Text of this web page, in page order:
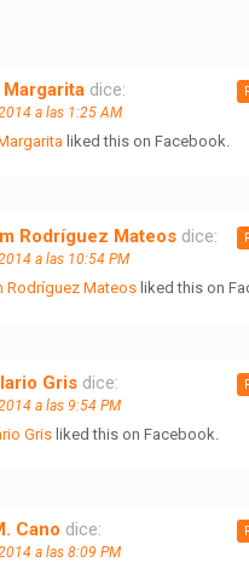
Margarita dice:
a las 1:25 AM
liked this on Facebook.
Rodríguez Mateos dice:
a las 10:54 PM
Rodríguez Mateos liked this on
Gris dice:
a las 9:54 PM
Gris liked this on Facebook.
Cano dice:
a las 8:09 PM